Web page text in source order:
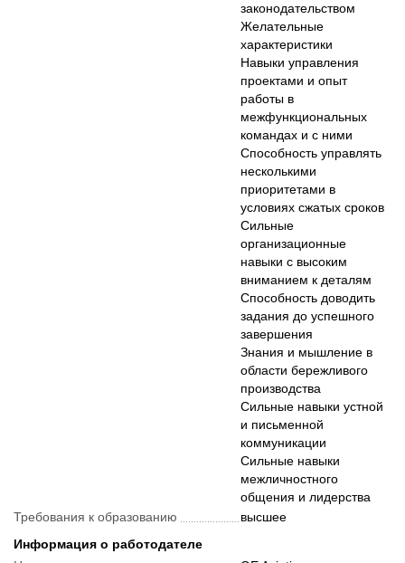
законодательством
Желательные
характеристики
Навыки управления
проектами и опыт
работы в
межфункциональных
командах и с ними
Способность управлять
несколькими
приоритетами в
условиях сжатых сроков
Сильные
организационные
навыки с высоким
вниманием к деталям
Способность доводить
задания до успешного
завершения
Знания и мышление в
области бережливого
производства
Сильные навыки устной
и письменной
коммуникации
Сильные навыки
межличностного
Требования к образованию
высшее
Информация о работодателе